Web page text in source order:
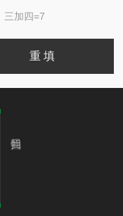
三加四=7